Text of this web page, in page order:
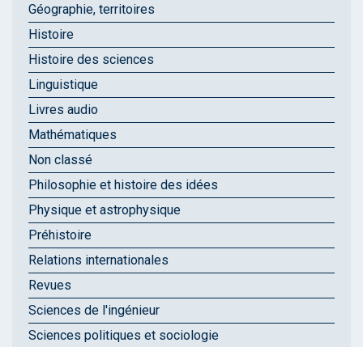
Géographie, territoires
Histoire
Histoire des sciences
Linguistique
Livres audio
Mathématiques
Non classé
Philosophie et histoire des idées
Physique et astrophysique
Préhistoire
Relations internationales
Revues
Sciences de l'ingénieur
Sciences politiques et sociologie